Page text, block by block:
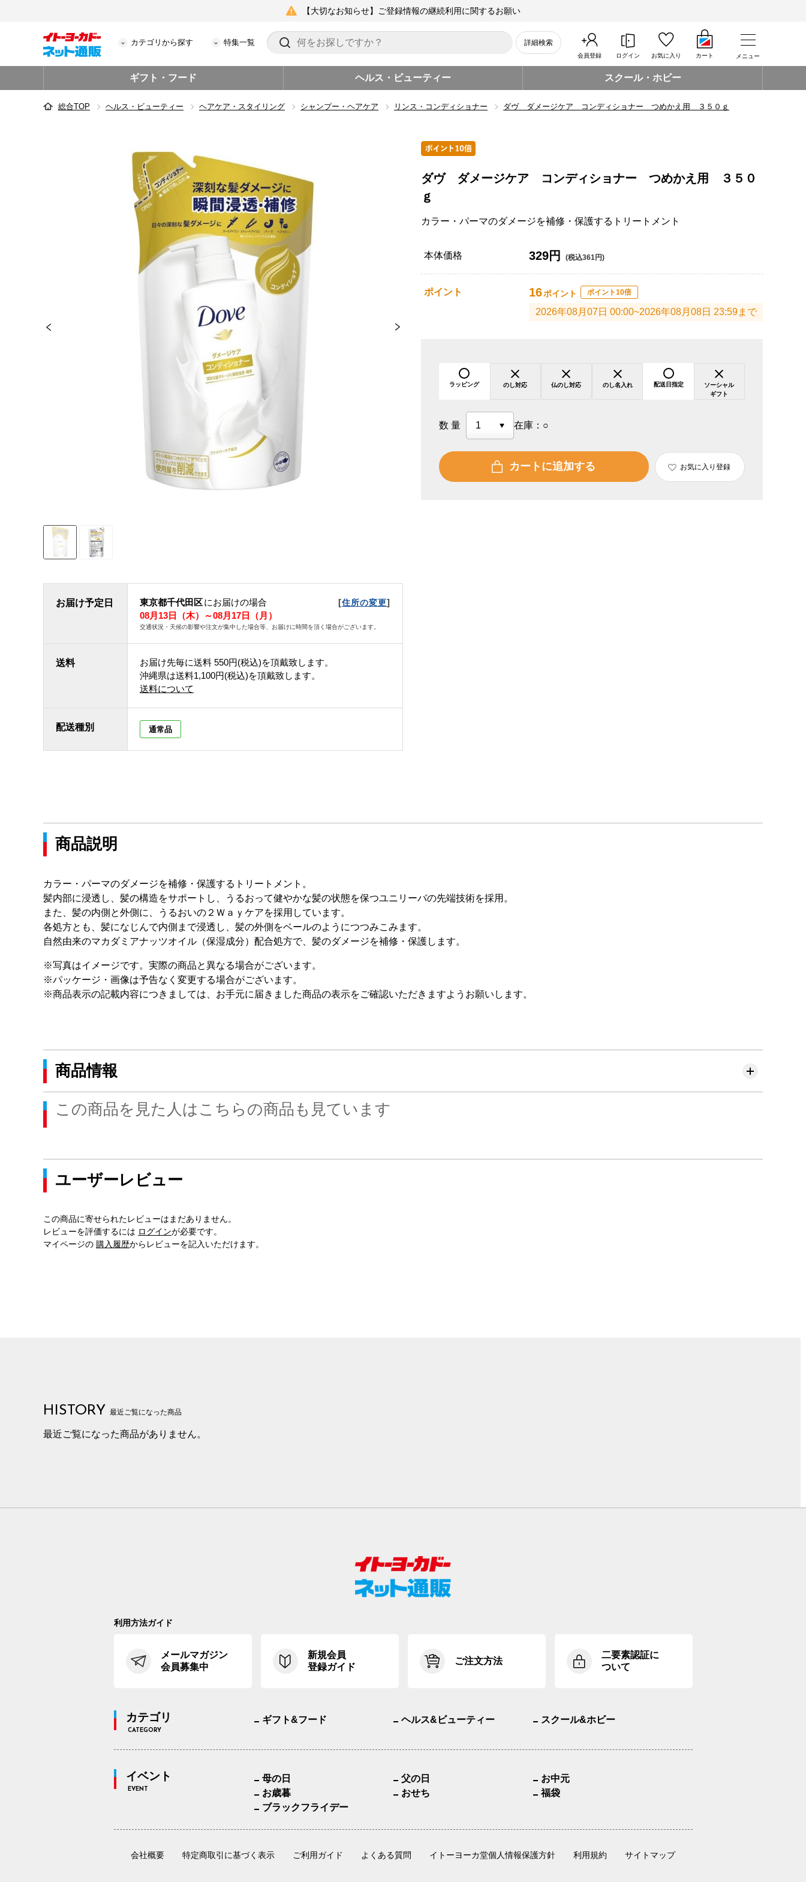
【大切なお知らせ】ご登録情報の継続利用に関するお願い
カテゴリから探す 特集一覧 詳細検索
会員登録 ログイン お気に入り カート メニュー
ギフト・フード ヘルス・ビューティー スクール・ホビー
総合TOP ヘルス・ビューティー ヘアケア・スタイリング シャンプー・ヘアケア リンス・コンディショナー ダヴ ダメージケア コンディショナー つめかえ用 ３５０ｇ
お届け予定日 東京都千代田区にお届けの場合 [住所の変更]
08月13日（木）～08月17日（月）
交通状況・天候の影響や注文が集中した場合等、お届けに時間を頂く場合がございます。
送料 お届け先毎に送料 550円(税込)を頂戴致します。
沖縄県は送料1,100円(税込)を頂戴致します。
送料について
配送種別 通常品
ダヴ ダメージケア コンディショナー つめかえ用 ３５０
ｇ
カラー・パーマのダメージを補修・保護するトリートメント
本体価格 329円 (税込361円)
ポイント 16ポイント ポイント10倍
2026年08月07日 00:00~2026年08月08日 23:59まで
ラッピング のし対応 仏のし対応 のし名入れ 配送日指定
ソーシャル
ギフト
数量 在庫： ○
カートに追加する お気に入り登録
商品説明
カラー・パーマのダメージを補修・保護するトリートメント。
髪内部に浸透し、髪の構造をサポートし、うるおって健やかな髪の状態を保つユニリーバの先端技術を採用。
また、髪の内側と外側に、うるおいの２Ｗａｙケアを採用しています。
各処方とも、髪になじんで内側まで浸透し、髪の外側をベールのようにつつみこみます。
自然由来のマカダミアナッツオイル（保湿成分）配合処方で、髪のダメージを補修・保護します。
※写真はイメージです。実際の商品と異なる場合がございます。
※パッケージ・画像は予告なく変更する場合がございます。
※商品表示の記載内容につきましては、お手元に届きました商品の表示をご確認いただきますようお願いします。
商品情報
この商品を見た人はこちらの商品も見ています
ユーザーレビュー
この商品に寄せられたレビューはまだありません。
レビューを評価するには ログインが必要です。
マイページの 購入履歴からレビューを記入いただけます。
HISTORY 最近ご覧になった商品
最近ご覧になった商品がありません。
利用方法ガイド
メールマガジン
会員募集中
新規会員
登録ガイド
ご注文方法
二要素認証に
ついて
カテゴリ
CATEGORY
ギフト&フード ヘルス&ビューティー スクール&ホビー
イベント
EVENT
母の日 父の日
お中元
お歳暮
おせち
福袋
ブラックフライデー
会社概要 特定商取引に基づく表示 ご利用ガイド よくある質問 イトーヨーカ堂個人情報保護方針 利用規約 サイトマップ